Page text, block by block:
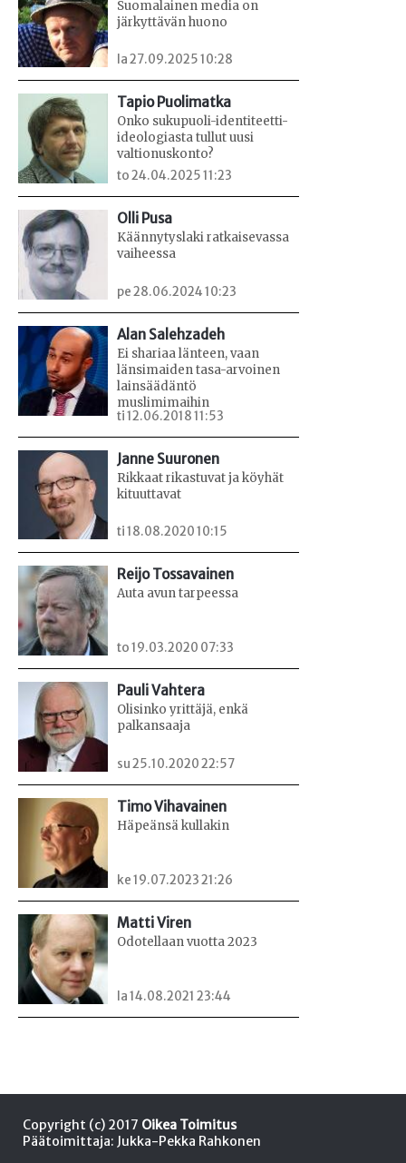
Suomalainen media on
järkyttävän huono
la 27.09.2025 10:28
Tapio Puolimatka
Onko sukupuoli-identiteetti-
ideologiasta tullut uusi
valtionuskonto?
to 24.04.2025 11:23
Olli Pusa
Käännytyslaki ratkaisevassa
vaiheessa
pe 28.06.2024 10:23
Alan Salehzadeh
Ei shariaa länteen, vaan
länsimaiden tasa-arvoinen
lainsäädäntö
muslimimaihin
ti 12.06.2018 11:53
Janne Suuronen
Rikkaat rikastuvat ja köyhät
kituuttavat
ti 18.08.2020 10:15
Reijo Tossavainen
Auta avun tarpeessa
to 19.03.2020 07:33
Pauli Vahtera
Olisinko yrittäjä, enkä
palkansaaja
su 25.10.2020 22:57
Timo Vihavainen
Häpeänsä kullakin
ke 19.07.2023 21:26
Matti Viren
Odotellaan vuotta 2023
la 14.08.2021 23:44
Copyright (c) 2017 Oikea Toimitus
Päätoimittaja: Jukka-Pekka Rahkonen